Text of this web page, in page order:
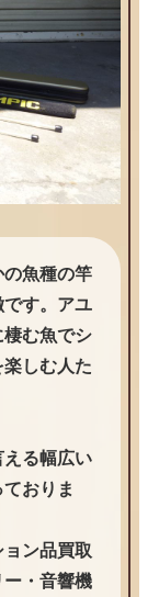
魚種の竿
す。アユ
む魚でシ
しむ人た
る幅広い
おりま
ン品買取
・音響機